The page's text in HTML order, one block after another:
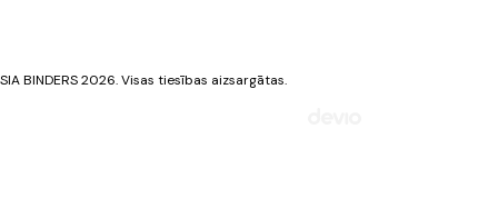
SIA BINDERS 2026. Visas tiesības aizsargātas.